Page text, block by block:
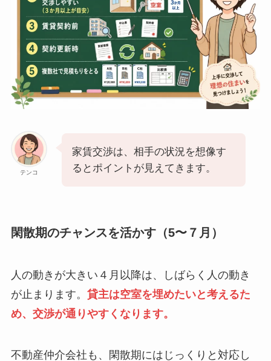
テンコ
家賃交渉は、相手の状況を想像す
るとポイントが見えてきます。
閑散期のチャンスを活かす（5〜７月）
人の動きが大きい４月以降は、しばらく人の動き
が止まります。 貸主は空室を埋めたいと考えるた
め、交渉が通りやすくなります。
不動産仲介会社も、閑散期にはじっくりと対応し